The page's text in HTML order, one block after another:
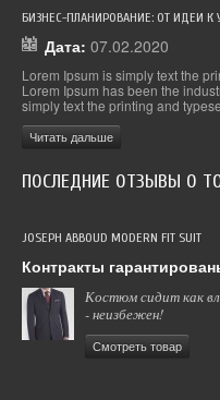
БИЗНЕС-ПЛАНИРОВАНИЕ: ОТ ИДЕИ К
Дата: 07.02.2020
Lorem Ipsum is simply text the
Lorem Ipsum has been the
simply text the printing and
Читать дальше
ПОСЛЕДНИЕ ОТЗЫВЫ О
JOSEPH ABBOUD MODERN FIT SUIT
Контракты
Костюм сидит как
- неизбежен!
Смотреть товар